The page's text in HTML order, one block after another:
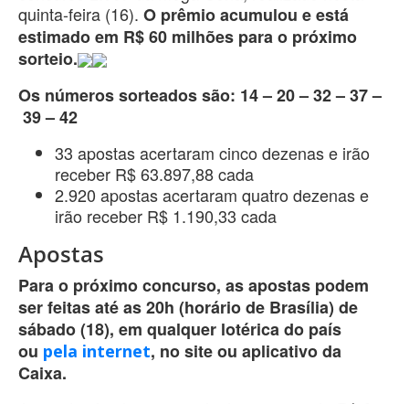
quinta-feira (16). O prêmio acumulou e está
estimado em R$ 60 milhões para o próximo
sorteio.
Os números sorteados são: 14 – 20 – 32 – 37 –
39 – 42
33 apostas acertaram cinco dezenas e irão
receber R$ 63.897,88 cada
2.920 apostas acertaram quatro dezenas e
irão receber R$ 1.190,33 cada
Apostas
Para o próximo concurso, as apostas podem
ser feitas até as 20h (horário de Brasília) de
sábado (18), em qualquer lotérica do país
ou pela internet, no site ou aplicativo da
Caixa.